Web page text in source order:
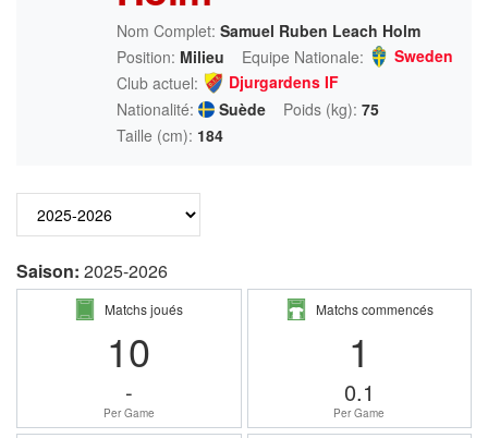
Nom Complet: Samuel Ruben Leach Holm
Position: Milieu Equipe Nationale:
Sweden
Club actuel:
Djurgardens IF
Nationalité:
Suède Poids (kg): 75
Taille (cm): 184
Saison: 2025-2026
Matchs joués
10
-
Per Game
Matchs commencés
1
0.1
Per Game